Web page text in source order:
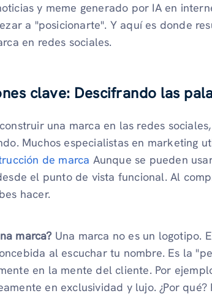
y meme generado por IA en
a "posicionarte". Y aquí es donde
en redes sociales.
clave: Descifrando las
una marca en las redes
Muchos especialistas en marketing
de marca Aunque se pueden
el punto de vista funcional. Al
hacer.
marca? Una marca no es un logotipo.
al escuchar tu nombre. Es la
en la mente del cliente. Por
en exclusividad y lujo. ¿Por